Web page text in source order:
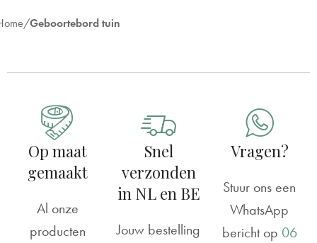
Geboortebord tuin
Op maat
gemaakt
Al onze
producten
Snel
verzonden
in NL en BE
Jouw bestelling
Vragen?
Stuur ons een
WhatsApp
bericht op 06